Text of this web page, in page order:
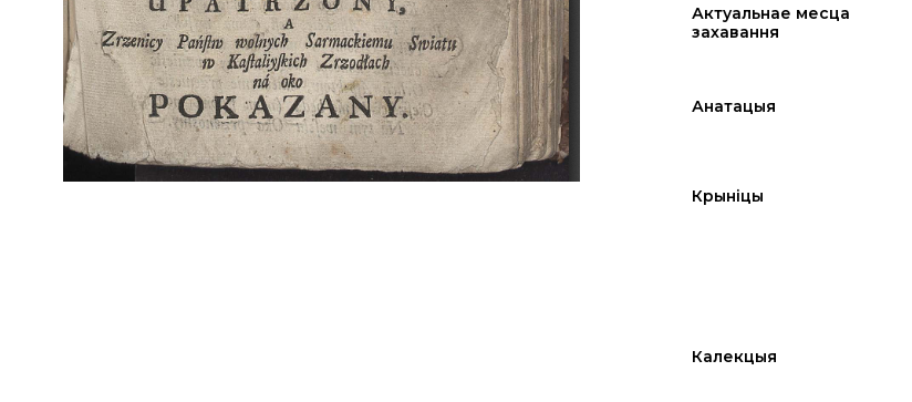
Актуальнае месца
захавання
Анатацыя
Крыніцы
Калекцыя